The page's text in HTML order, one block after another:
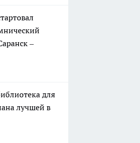
–
для
лучшей в